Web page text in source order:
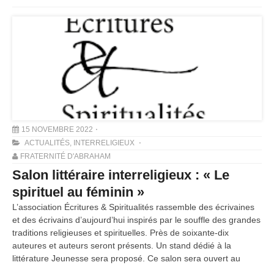
15 NOVEMBRE 2022
ACTUALITÉS, INTERRELIGIEUX
FRATERNITÉ D'ABRAHAM
Salon littéraire interreligieux : « Le
spirituel au féminin »
L’association Écritures & Spiritualités rassemble des écrivaines
et des écrivains d’aujourd’hui inspirés par le souffle des grandes
traditions religieuses et spirituelles. Près de soixante-dix
auteures et auteurs seront présents. Un stand dédié à la
littérature Jeunesse sera proposé. Ce salon sera ouvert au